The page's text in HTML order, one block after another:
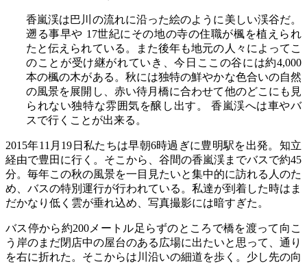
香嵐渓は巴川の流れに沿った絵のように美しい渓谷だ。
遡る事早や 17世紀にその地の寺の住職が楓を植えられ
たと伝えられている。また後年も地元の人々によってこ
のことが受け継がれていき、今日ここの谷には約4,000
本の楓の木がある。秋には独特の鮮やかな色合いの自然
の風景を展開し、赤い待月橋に合わせて他のどこにも見
られない独特な雰囲気を醸し出す。 香嵐渓へは車やバ
スで行くことが出来る。
2015年11月19日私たちは早朝6時過ぎに豊明駅を出発。知立
経由で豊田に行く。そこから、谷間の香嵐渓までバスで約45
分。毎年この秋の風景を一目見たいと集中的に訪れる人のた
め、バスの特別運行が行われている。私達が到着した時はま
だかなり低く雲が垂れ込め、写真撮影には暗すぎた。
バス停から約200メートル足らずのところで橋を渡って向こ
う岸のまだ閉店中の屋台のある広場に出たいと思って、通り
を右に折れた。そこからは川沿いの細道を歩く。少し先の向